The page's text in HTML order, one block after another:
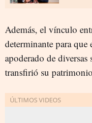
Además, el vínculo
determinante para
apoderado de diversas
transfirió su